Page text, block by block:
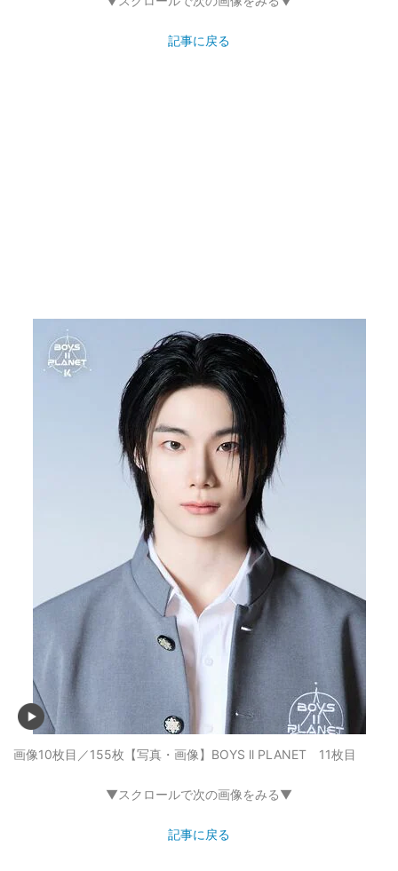
記事に戻る
画像10枚目／155枚 【写真・画像】BOYS ll PLANET 11枚目
▼スクロールで次の画像をみる▼
記事に戻る